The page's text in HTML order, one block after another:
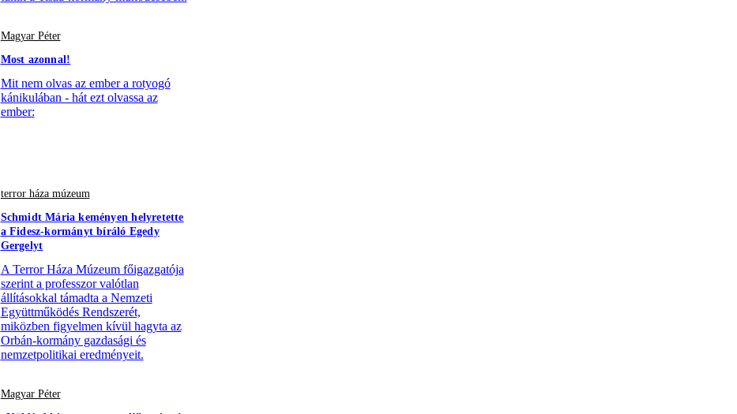
Magyar Péter
Most azonnal!
Mit nem olvas az ember a rotyogó
kánikulában - hát ezt olvassa az
ember:
terror háza múzeum
Schmidt Mária keményen helyretette
a Fidesz-kormányt bíráló Egedy
Gergelyt
A Terror Háza Múzeum főigazgatója
szerint a professzor valótlan
állításokkal támadta a Nemzeti
Együttműködés Rendszerét,
miközben figyelmen kívül hagyta az
Orbán-kormány gazdasági és
nemzetpolitikai eredményeit.
Magyar Péter